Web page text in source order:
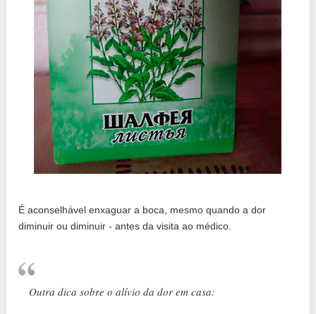
É aconselhável enxaguar a boca, mesmo quando a dor
diminuir ou diminuir - antes da visita ao médico.
Outra dica sobre o alívio da dor em casa: